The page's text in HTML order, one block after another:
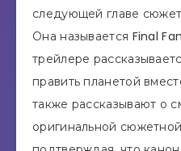
следующей главе
Она называется Final
трейлере
править планетой
также рассказывают о
оригинальной